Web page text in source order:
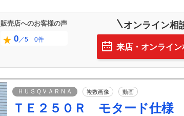
販売店へのお客様の声
0／5 0件
オンライン相
来店・オンライン
ＨＵＳＱＶＡＲＮＡ 複数画像 動画
ＴＥ２５０Ｒ モタード仕様